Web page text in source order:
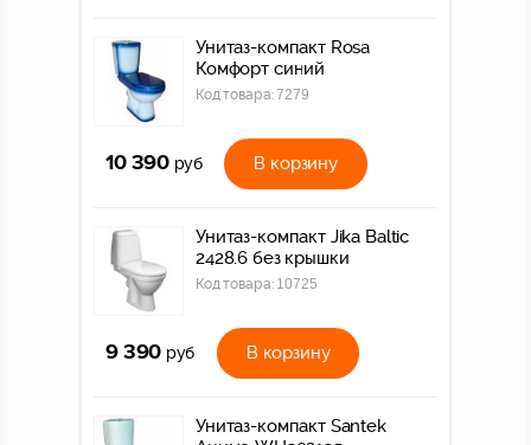
Унитаз-компакт Rosa
Комфорт синий
Код товара:7279
10 390 руб В корзину
Унитаз-компакт Jika Baltic
2428.6 без крышки
Код товара: 10725
9 390 руб В корзину
Унитаз-компакт Santek